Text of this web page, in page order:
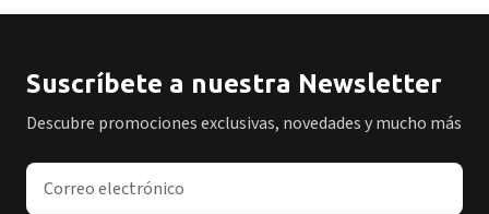
Suscríbete a nuestra Newsletter
Descubre promociones exclusivas, novedades y mucho más
Dirección de correo electrónico